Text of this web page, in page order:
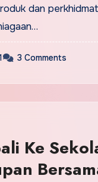
dan
3 Comments
Ke